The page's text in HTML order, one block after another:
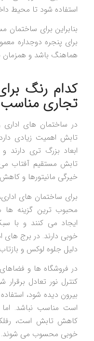
استفاده شود تا محیط
بنابراین برای
برای پنجره دوجداره
هماهنگ باشد و همزمان
کدام رنگ
تجاری
در ساختمان های
تابش اهمیت زیادی
ابعاد بزرگ تری
تابش مستقیم آفتاب
خیرگی مانیتورها و کاهش
برای ساختمان های
محبوب ترین گزینه
ایجاد می کنند و با
خوبی دارند. در برج های
دلیل جلوه لوکس و
در فروشگاه ها و
کنترل نور تعادل
بیرون دیده شود،
است مناسب نباشد.
کاهش تابش است،
خوبی محسوب می شوند.